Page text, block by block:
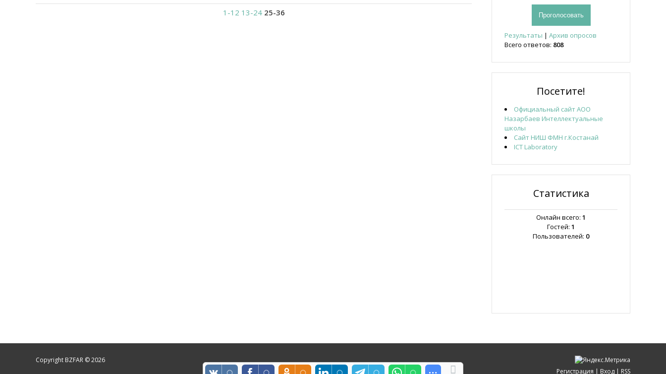
1-12 13-24 25-36
Результаты | Архив опросов
Всего ответов: 808
Посетите!
Официальный сайт АОО
Назарбаев Интеллектуальные
школы
Сайт НИШ ФМН г.Костанай
ICT Laboratory
Статистика
Онлайн всего: 1
Гостей: 1
Пользователей: 0
Copyright BZFAR © 2026
Регистрация | Вход | RSS